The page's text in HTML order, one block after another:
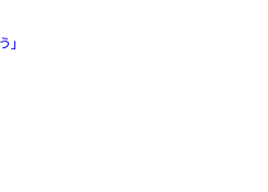
」